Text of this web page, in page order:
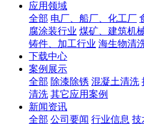
应用领域
全部 电厂、船厂、化工厂
腐涂装行业 煤矿、建筑机
铸件、加工行业 海生物清
下载中心
案例展示
全部 除漆除锈 混凝土清洗
清洗 其它应用案例
新闻资讯
全部 公司要闻 行业信息 技